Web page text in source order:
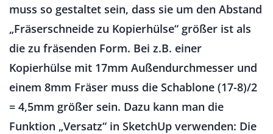
muss so gestaltet sein, dass sie um den Abstand
„Fräserschneide zu Kopierhülse“ größer ist als
die zu fräsenden Form. Bei z.B. einer
Kopierhülse mit 17mm Außendurchmesser und
einem 8mm Fräser muss die Schablone (17-8)/2
= 4,5mm größer sein. Dazu kann man die
Funktion „Versatz“ in SketchUp verwenden: Die